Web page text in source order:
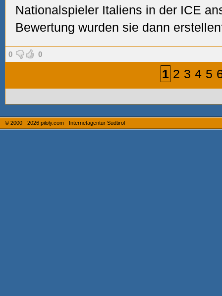
Nationalspieler Italiens in der ICE
Bewertung wurden sie dann
0 0
1 2 3 4 5
© 2000 - 2026 piloly.com - Internetagentur Südtirol